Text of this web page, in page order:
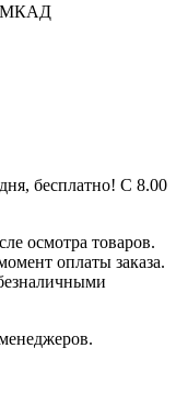
МКАД
бесплатно! С 8.00
осмотра товаров.
оплаты заказа.